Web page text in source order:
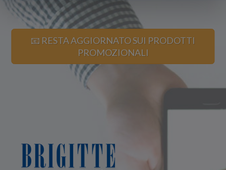
📧 RESTA AGGIORNATO SUI PRODOTTI
PROMOZIONALI